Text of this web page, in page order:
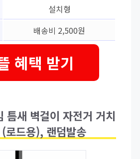
설치형
배송비 2,500원
혜택 받기
틈새 벽걸이 자전거 거치
로드용), 랜덤발송